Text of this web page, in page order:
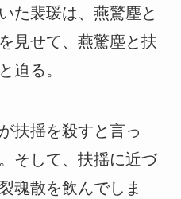
た裴瑗は、燕驚塵と
見せて、燕驚塵と扶
迫る。
扶揺を殺すと言っ
そして、扶揺に近づ
魂散を飲んでしま